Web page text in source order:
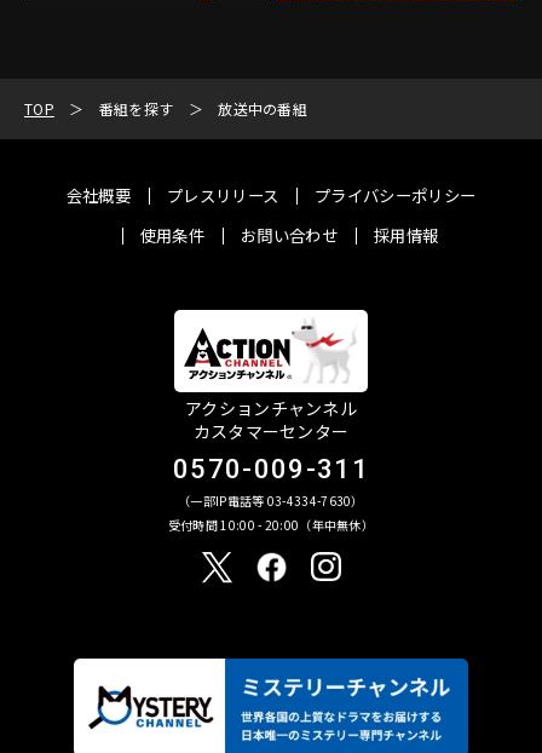
TOP 番組を探す 放送中の番組
会社概要 プレスリリース
プライバシーポリシー
使用条件
お問い合わせ 採用情報
アクションチャンネル
カスタマーセンター
0570-009-311
（一部IP電話等 03-4334-7630）
受付時間 10:00 - 20:00（年中無休）